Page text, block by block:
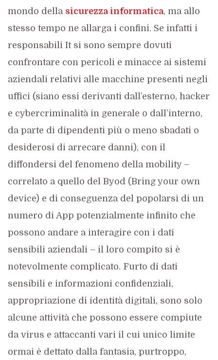
mondo della sicurezza informatica, ma allo
stesso tempo ne allarga i confini. Se infatti i
responsabili It si sono sempre dovuti
confrontare con pericoli e minacce ai sistemi
aziendali relativi alle macchine presenti negli
uffici (siano essi derivanti dall’esterno, hacker
e cybercriminalità in generale o dall’interno,
da parte di dipendenti più o meno sbadati o
desiderosi di arrecare danni), con il
diffondersi del fenomeno della mobility –
correlato a quello del Byod (Bring your own
device) e di conseguenza del popolarsi di un
numero di App potenzialmente infinito che
possono andare a interagire con i dati
sensibili aziendali – il loro compito si è
notevolmente complicato. Furto di dati
sensibili e informazioni confidenziali,
appropriazione di identità digitali, sono solo
alcune attività che possono essere compiute
da virus e attaccanti vari il cui unico limite
ormai è dettato dalla fantasia, purtroppo,